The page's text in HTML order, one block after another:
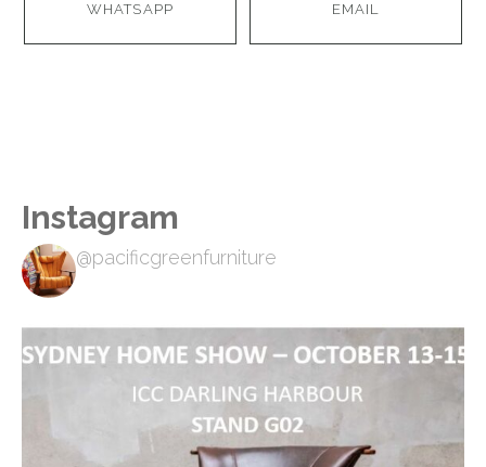
WHATSAPP EMAIL
Instagram
@pacificgreenfurniture